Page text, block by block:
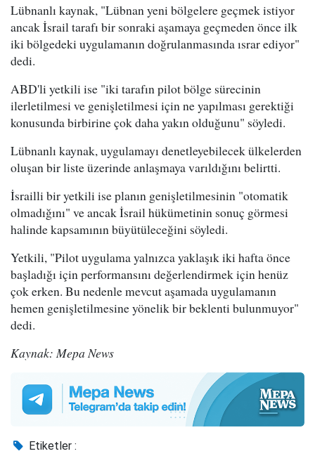
Lübnanlı kaynak, "Lübnan yeni bölgelere geçmek istiyor
ancak İsrail tarafı bir sonraki aşamaya geçmeden önce ilk
iki bölgedeki uygulamanın doğrulanmasında ısrar ediyor"
dedi.
ABD'li yetkili ise "iki tarafın pilot bölge sürecinin
ilerletilmesi ve genişletilmesi için ne yapılması gerektiği
konusunda birbirine çok daha yakın olduğunu" söyledi.
Lübnanlı kaynak, uygulamayı denetleyebilecek ülkelerden
oluşan bir liste üzerinde anlaşmaya varıldığını belirtti.
İsrailli bir yetkili ise planın genişletilmesinin "otomatik
olmadığını" ve ancak İsrail hükümetinin sonuç görmesi
halinde kapsamının büyütüleceğini söyledi.
Yetkili, "Pilot uygulama yalnızca yaklaşık iki hafta önce
başladığı için performansını değerlendirmek için henüz
çok erken. Bu nedenle mevcut aşamada uygulamanın
hemen genişletilmesine yönelik bir beklenti bulunmuyor"
dedi.
Kaynak: Mepa News
Etiketler :